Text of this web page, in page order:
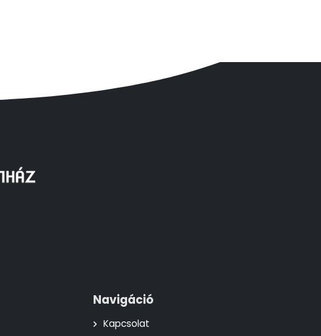
Navigáció
Kapcsolat